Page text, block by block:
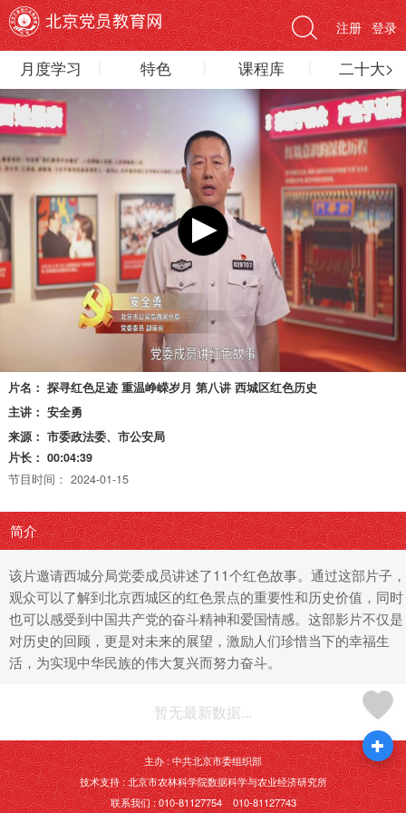
登录
注册
月度学习 特色 课程库 二十大>
片名： 探寻红色足迹 重温峥嵘岁月 第八讲 西城区红色历史
主讲： 安全勇
来源： 市委政法委、市公安局
片长： 00:04:39
节目时间： 2024-01-15
简介
该片邀请西城分局党委成员讲述了11个红色故事。通过这部片子，
观众可以了解到北京西城区的红色景点的重要性和历史价值，同时
也可以感受到中国共产党的奋斗精神和爱国情感。这部影片不仅是
对历史的回顾，更是对未来的展望，激励人们珍惜当下的幸福生
活，为实现中华民族的伟大复兴而努力奋斗。
暂无最新数据...
主办 : 中共北京市委组织部
技术支持 : 北京市农林科学院数据科学与农业经济研究所
联系我们 : 010-81127754 010-81127743